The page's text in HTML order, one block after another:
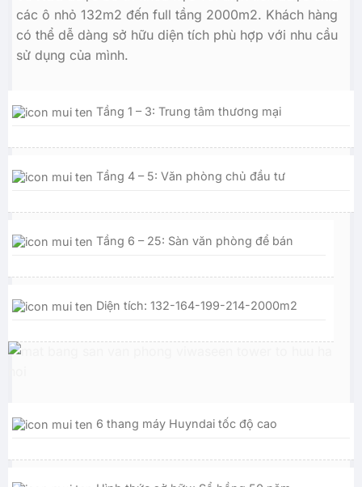
các ô nhỏ 132m2 đến full tầng 2000m2. Khách hàng
có thể dễ dàng sở hữu diện tích phù hợp với nhu cầu
sử dụng của mình.
Tầng 1 – 3: Trung tâm thương mại
Tầng 4 – 5: Văn phòng chủ đầu tư
Tầng 6 – 25: Sàn văn phòng để bán
Diện tích: 132-164-199-214-2000m2
6 thang máy Huyndai tốc độ cao